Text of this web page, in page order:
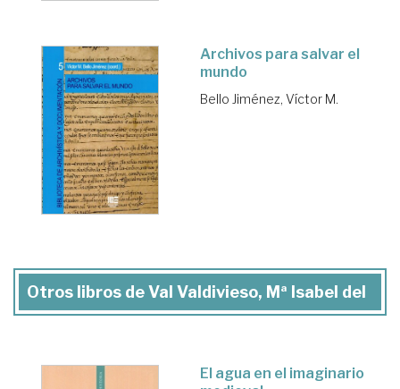
Archivos para salvar el
mundo
Bello Jiménez, Víctor M.
Otros libros de Val Valdivieso, Mª Isabel del
El agua en el imaginario